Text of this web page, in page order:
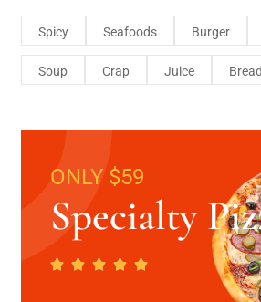
Spicy Seafoods Burger
Soup Crap Juice Bread
ONLY $59
Specialty